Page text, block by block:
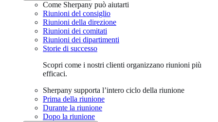
Come Sherpany può aiutarti
Riunioni del consiglio
Riunioni della direzione
Riunioni dei comitati
Riunioni dei dipartimenti
Storie di successo
Scopri come i nostri clienti organizzano riunioni più
efficaci.
Sherpany supporta l’intero ciclo della riunione
Prima della riunione
Durante la riunione
Dopo la riunione